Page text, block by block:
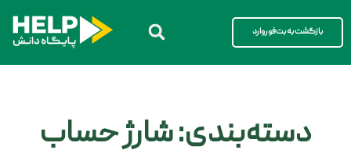
بازگشت به بت‌فوروارد
دسته‌بندی: شارژ حساب